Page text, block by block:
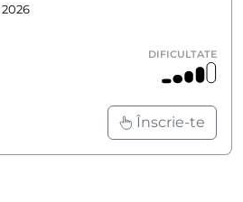
DIFICULTATE
Înscrie-te